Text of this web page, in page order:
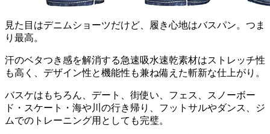
見た目はデニムショーツだけど、履き心地はバスパン。つま
り最高。
汗のベタつき感を解消する急速吸水速乾素材はストレッチ性
も高く、デザイン性と機能性も兼ね備えた斬新な仕上がり。
バスケはもちろん、デート、街使い、フェス、スノーボー
ド・スケート・海や川の行き帰り、フットサルやダンス、ジ
ムでのトレーニング用としても完璧。